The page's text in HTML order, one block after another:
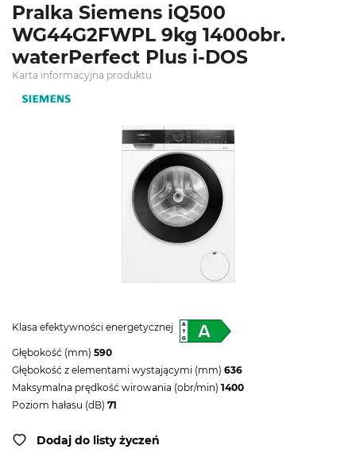
Pralka Siemens iQ500
WG44G2FWPL 9kg 1400obr.
waterPerfect Plus i-DOS
Karta informacyjna produktu
Klasa efektywności energetycznej
Głębokość (mm) 590
Głębokość z elementami wystającymi (mm) 636
Maksymalna prędkość wirowania (obr/min) 1400
Poziom hałasu (dB) 71
Dodaj do listy życzeń